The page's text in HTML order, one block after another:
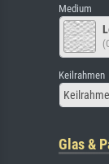
Medium
Keilrahmen
Glas &